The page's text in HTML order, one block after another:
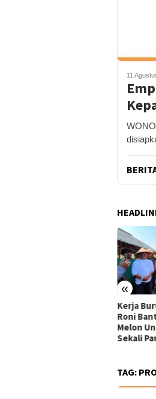
11
«
TAG: